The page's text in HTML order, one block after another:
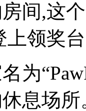
间,这
上领奖
为
息场